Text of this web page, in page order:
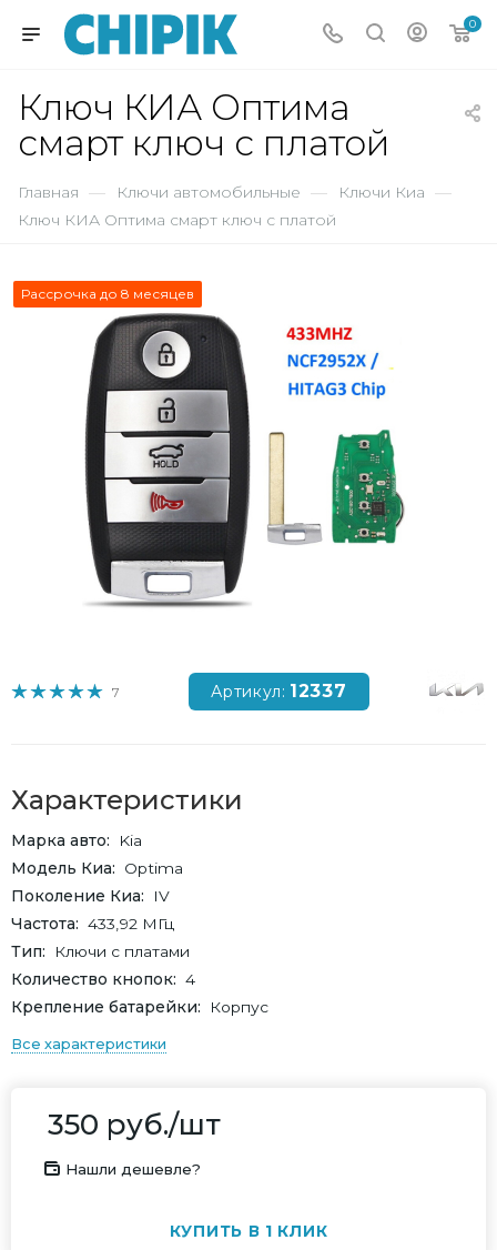
0
Ключ КИА Оптима
смарт ключ с платой
Главная — Ключи автомобильные — Ключи Киа —
Ключ КИА Оптима смарт ключ с платой
Рассрочка до 8 месяцев
7 Артикул: 12337
Характеристики
Марка авто
Kia
Модель Киа
Optima
Поколение Киа
IV
Частота
433,92 МГц
Тип
Ключи с платами
Количество кнопок
4
Крепление батарейки
Корпус
Все характеристики
350 руб./шт
Нашли дешевле?
КУПИТЬ В 1 КЛИК